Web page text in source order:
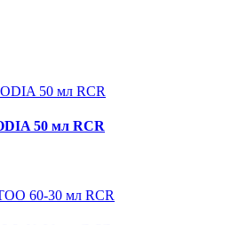
50 мл RCR